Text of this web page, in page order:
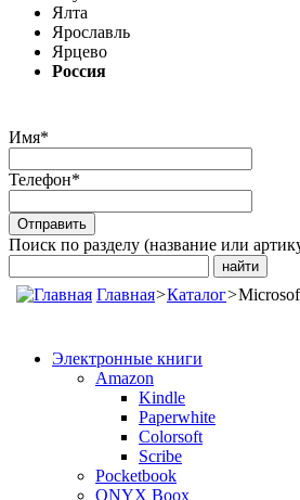
Ялта
Ярославль
Ярцево
Россия
Имя*
Телефон*
Поиск по разделу (название или
Главная>Каталог>
Электронные книги
Amazon
Kindle
Paperwhite
Colorsoft
Scribe
Pocketbook
ONYX Boox